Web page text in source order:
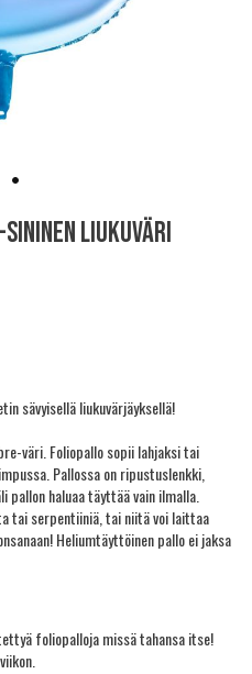
liukuväri
sävyisellä liukuvärjäyksellä!
väri. Foliopallo sopii lahjaksi tai
Pallossa on ripustuslenkki,
pallon haluaa täyttää vain ilmalla.
tai serpentiiniä, tai niitä voi laittaa
Heliumtäyttöinen pallo ei jaksa
foliopalloja missä tahansa itse!